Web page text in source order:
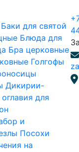
Баки для святой
Блюда для
Бра церковные
Голгофы
Дикирии-
для
и
Посохи
на